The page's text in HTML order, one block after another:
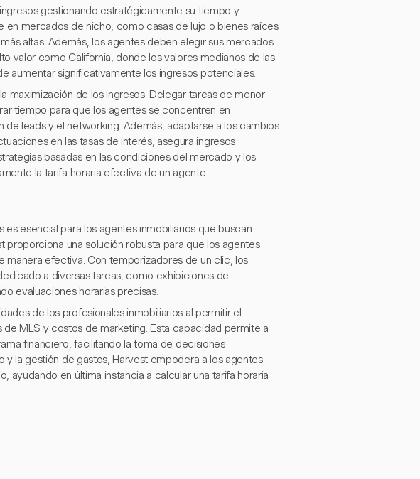
gestionando estratégicamente su tiempo y
en mercados de nicho, como casas de lujo o bienes raíces
altas. Además, los agentes deben elegir sus mercados
valor como California, donde los valores medianos de las
aumentar significativamente los ingresos potenciales.
maximización de los ingresos. Delegar tareas de menor
tiempo para que los agentes se concentren en
leads y el networking. Además, adaptarse a los cambios
en las tasas de interés, asegura ingresos
basadas en las condiciones del mercado y los
la tarifa horaria efectiva de un agente.
esencial para los agentes inmobiliarios que buscan
proporciona una solución robusta para que los agentes
manera efectiva. Con temporizadores de un clic, los
a diversas tareas, como exhibiciones de
evaluaciones horarias precisas.
de los profesionales inmobiliarios al permitir el
MLS y costos de marketing. Esta capacidad permite a
financiero, facilitando la toma de decisiones
y la gestión de gastos, Harvest empodera a los agentes
ayudando en última instancia a calcular una tarifa horaria